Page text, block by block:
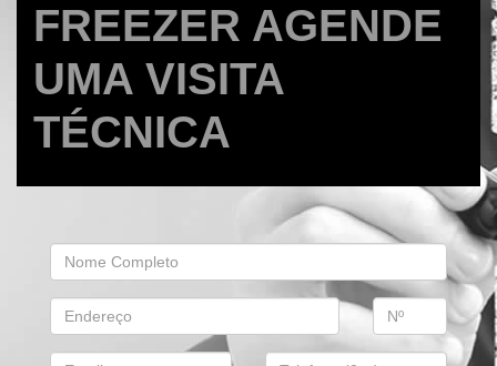
FREEZER AGENDE
UMA VISITA
TÉCNICA